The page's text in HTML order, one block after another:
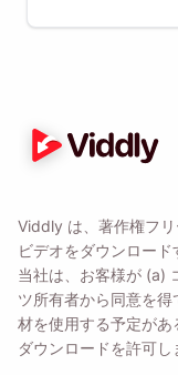
Viddly は、著作権フ
ビデオをダウンロード
当社は、お客様が (a)
ツ所有者から同意を
材を使用する予定が
ダウンロードを許可し